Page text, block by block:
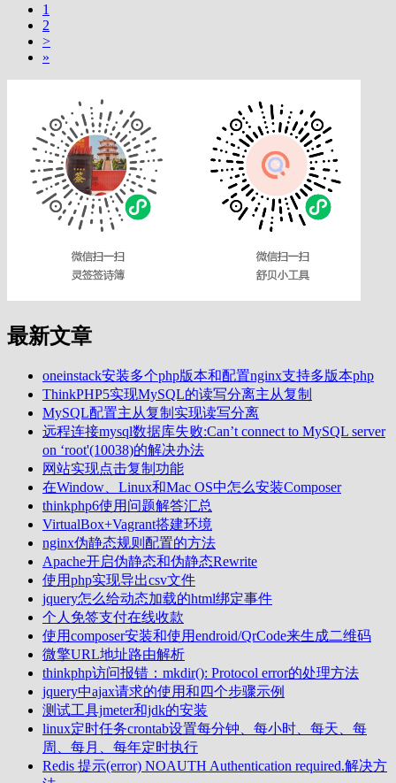
1
2
>
»
最新文章
oneinstack安装多个php版本和配置nginx支持多版本php
ThinkPHP5实现MySQL的读写分离主从复制
MySQL配置主从复制实现读写分离
远程连接mysql数据库失败:Can’t connect to MySQL server
on ‘root'(10038)的解决办法
网站实现点击复制功能
在Window、Linux和Mac OS中怎么安装Composer
thinkphp6使用问题解答汇总
VirtualBox+Vagrant搭建环境
nginx伪静态规则配置的方法
Apache开启伪静态和伪静态Rewrite
使用php实现导出csv文件
jquery怎么给动态加载的html绑定事件
个人免签支付在线收款
使用composer安装和使用endroid/QrCode来生成二维码
微擎URL地址路由解析
thinkphp访问报错：mkdir(): Protocol error的处理方法
jquery中ajax请求的使用和四个步骤示例
测试工具jmeter和jdk的安装
linux定时任务crontab设置每分钟、每小时、每天、每
周、每月、每年定时执行
Redis 提示(error) NOAUTH Authentication required.解决方